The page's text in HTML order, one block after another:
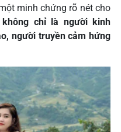
minh chứng rõ nét cho
không chỉ là người kinh
người truyền cảm hứng